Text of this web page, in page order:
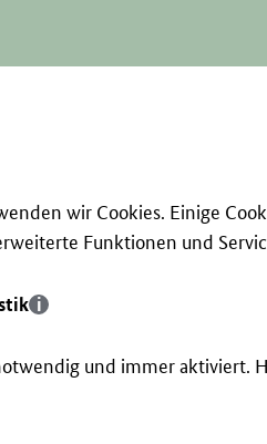
wir Cookies. Einige
Funktionen und
und immer aktiviert.